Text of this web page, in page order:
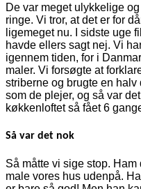
De var meget ulykkelige
ringe. Vi tror, at det er for
ligemeget nu. I sidste uge
havde ellers sagt nej. Vi
igennem tiden, for i
maler. Vi forsøgte at
striberne og brugte en
som de plejer, og så var
køkkenloftet så fået 6
Så var det nok
Så måtte vi sige stop.
male vores hus udenpå.